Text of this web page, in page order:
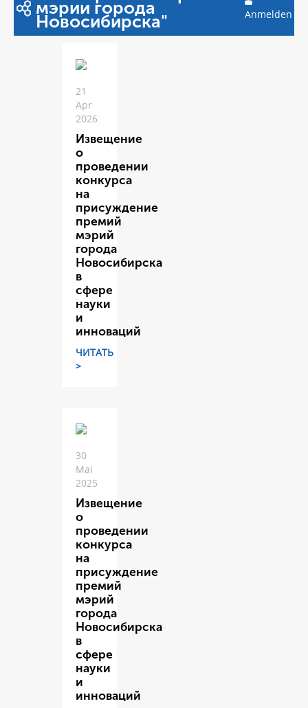
мэрии города
Новосибирска" Anmelden
21
Apr
2026
Извещение
о
проведении
конкурса
на
присуждение
премий
мэрий
города
Новосибирска
в
сфере
науки
и
инноваций
ЧИТАТЬ
>
30
Mai
2025
Извещение
о
проведении
конкурса
на
присуждение
премий
мэрий
города
Новосибирска
в
сфере
науки
и
инноваций